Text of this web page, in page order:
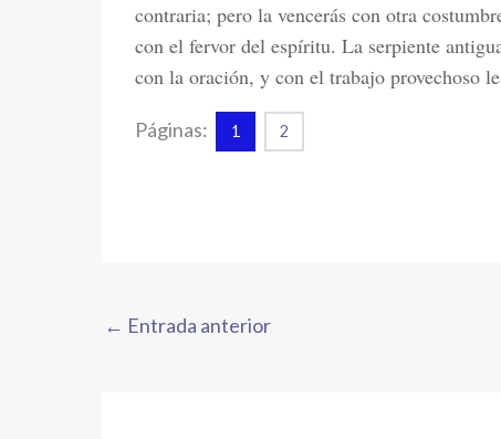
contraria; pero la vencerás con otra
con el fervor del espíritu. La serpiente
con la oración, y con el trabajo provechoso
Páginas: 1 2
← Entrada anterior